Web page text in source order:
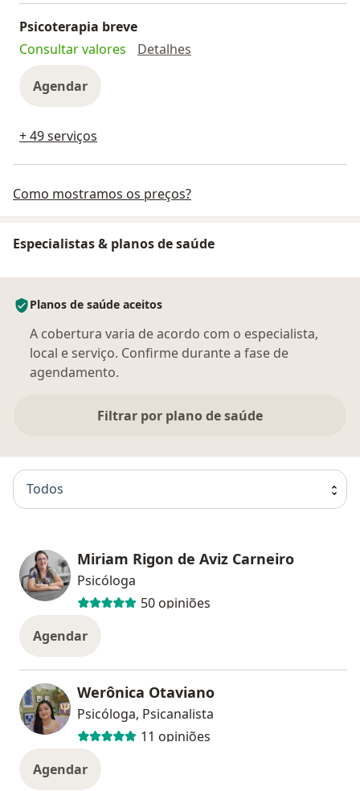
Psicoterapia breve
Consultar valores
Detalhes
Agendar
+ 49 serviços
Como mostramos os preços?
Especialistas & planos de saúde
Planos de saúde aceitos
A cobertura varia de acordo com o especialista,
local e serviço. Confirme durante a fase de
agendamento.
Filtrar por plano de saúde
Todos
Miriam Rigon de Aviz Carneiro
Psicóloga
50 opiniões
Agendar
Werônica Otaviano
Psicóloga, Psicanalista
11 opiniões
Agendar